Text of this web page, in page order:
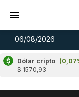
06/08/2026
Dólar cripto
$ 1570,93
(-2,78%)